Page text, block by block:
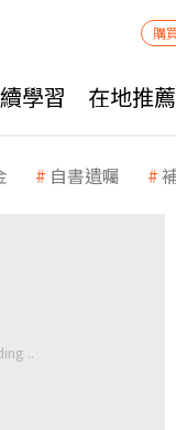
購
學習 在地推薦
自書遺囑